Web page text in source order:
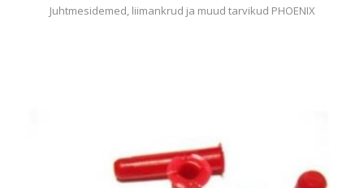
Juhtmesidemed, liimankrud ja muud tarvikud PHOENIX